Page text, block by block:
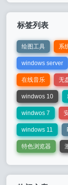
标签列表
绘图工具 系
windows server
在线音乐 无
windwos 10
windwos 7
windows 11
特色浏览器